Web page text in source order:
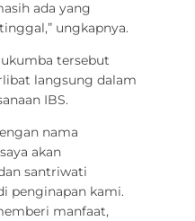
ada yang
ungkapnya.
tersebut
langsung dalam
IBS.
nama
akan
santriwati
penginapan kami.
manfaat,